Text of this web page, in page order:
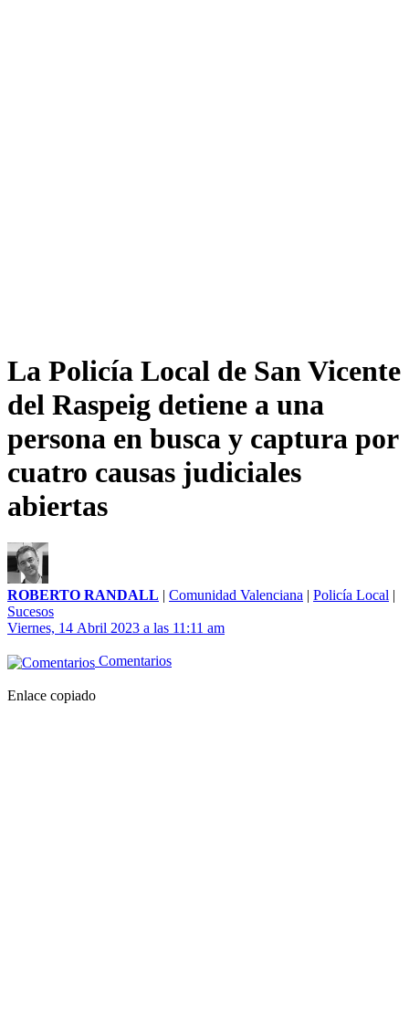
La Policía Local de San Vicente
del Raspeig detiene a una
persona en busca y captura por
cuatro causas judiciales
abiertas
ROBERTO RANDALL | Comunidad Valenciana | Policía Local |
Sucesos
Viernes, 14 Abril 2023 a las 11:11 am
Comentarios
Enlace copiado